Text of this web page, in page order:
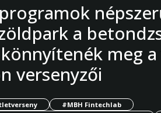
a
meg
versenyzői
#MBH Fintechlab